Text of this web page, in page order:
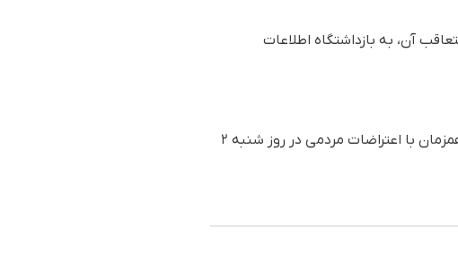
شده و متعاقب آن، به بازداشتگاه اطلاعات
پدرام معینی، دانشجوی دکترای جامعه‌شناسی سیاسی دانشگاه علوم تحقیقات تهران مرکز، همزمان با اعتراضات مردمی در روز شنبه ۲